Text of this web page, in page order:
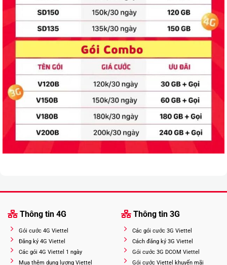
Thông tin 4G
Gói cước 4G Viettel
Đăng ký 4G Viettel
Các gói 4G Viettel 1 ngày
Mua thêm dung lượng Viettel
Thông tin 3G
Các gói cước 3G Viettel
Cách đăng ký 3G Viettel
Gói cước 3G DCOM Viettel
Gói cước Viettel khuyến mãi